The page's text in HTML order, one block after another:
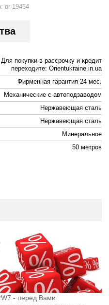
or-19464
Для покупки в рассрочку и кредит
переходите: Orientukraine.in.ua
Фирменная гарантия 24 мес.
Механические с автоподзаводом
Нержавеющая сталь
Нержавеющая сталь
Минеральное
50 метров
- перед Вами